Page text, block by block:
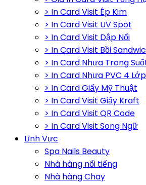
> In Card Visit Ép Kim
> In Card Visit UV Spot
> In Card Visit Dập Nổi
> In Card Visit Bồi
> In Card Nhựa Trong
> In Card Nhựa PVC 4 Lớp
> In Card Giấy Mỹ Thuật
> In Card Visit Giấy Kraft
> In Card Visit QR Code
> In Card Visit Song Ngữ
Lĩnh Vực
Spa Nails Beauty
Nhà hàng nổi tiếng
Nhà hàng Chay